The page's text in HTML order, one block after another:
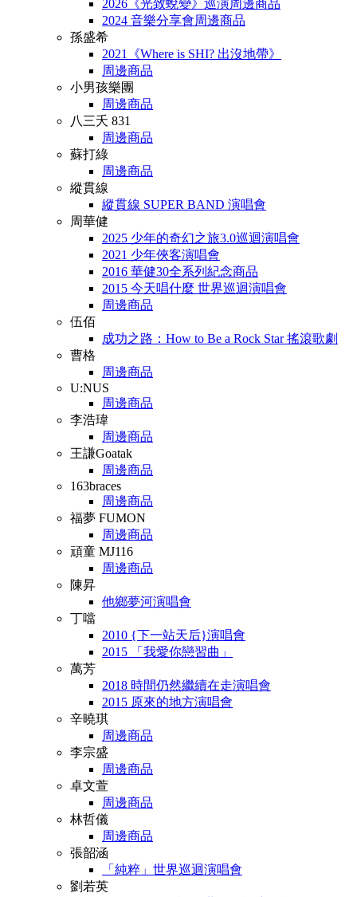
2026《光致蛻變》巡演周邊商品
2024 音樂分享會周邊商品
孫盛希
2021《Where is SHI? 出沒地帶》
周邊商品
小男孩樂團
周邊商品
八三夭 831
周邊商品
蘇打綠
周邊商品
縱貫線
縱貫線 SUPER BAND 演唱會
周華健
2025 少年的奇幻之旅3.0巡迴演唱會
2021 少年俠客演唱會
2016 華健30全系列紀念商品
2015 今天唱什麼 世界巡迴演唱會
周邊商品
伍佰
成功之路：How to Be a Rock Star 搖滾歌劇
曹格
周邊商品
U:NUS
周邊商品
李浩瑋
周邊商品
王謙Goatak
周邊商品
163braces
周邊商品
福夢 FUMON
周邊商品
頑童 MJ116
周邊商品
陳昇
他鄉夢河演唱會
丁噹
2010 {下一站天后}演唱會
2015 「我愛你戀習曲」
萬芳
2018 時間仍然繼續在走演唱會
2015 原來的地方演唱會
辛曉琪
周邊商品
李宗盛
周邊商品
卓文萱
周邊商品
林哲儀
周邊商品
張韶涵
「純粹」世界巡迴演唱會
劉若英